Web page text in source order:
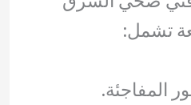
تشمل:
المفاجئة.